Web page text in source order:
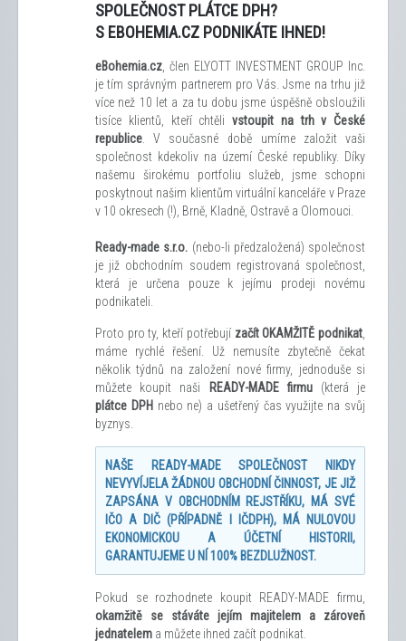
SPOLEČNOST PLÁTCE DPH?
S EBOHEMIA.CZ PODNIKÁTE IHNED!
eBohemia.cz, člen ELYOTT INVESTMENT GROUP Inc.
je tím správným partnerem pro Vás. Jsme na trhu již
více než 10 let a za tu dobu jsme úspěšně obsloužili
tisíce klientů, kteří chtěli vstoupit na trh v České
republice. V současné době umíme založit vaši
společnost kdekoliv na území České republiky. Díky
našemu širokému portfoliu služeb, jsme schopni
poskytnout našim klientům virtuální kanceláře v Praze
v 10 okresech (!), Brně, Kladně, Ostravě a Olomouci.
Ready-made s.r.o. (nebo-li předzaložená) společnost
je již obchodním soudem registrovaná společnost,
která je určena pouze k jejímu prodeji novému
podnikateli.
Proto pro ty, kteří potřebují začít OKAMŽITĚ podnikat,
máme rychlé řešení. Už nemusíte zbytečně čekat
několik týdnů na založení nové firmy, jednoduše si
můžete koupit naši
READY-MADE firmu(která je
plátce DPH nebo ne) a ušetřený čas využijte na svůj
byznys.
NAŠE READY-MADE SPOLEČNOST NIKDY
NEVYVÍJELA ŽÁDNOU OBCHODNÍ ČINNOST, JE JIŽ
ZAPSÁNA V OBCHODNÍM REJSTŘÍKU, MÁ SVÉ
IČO A DIČ (PŘÍPADNĚ I IČDPH), MÁ NULOVOU
EKONOMICKOU A ÚČETNÍ HISTORII,
GARANTUJEME U NÍ 100% BEZDLUŽNOST.
Pokud se rozhodnete koupit READY-MADE firmu,
okamžitě se stáváte jejím majitelem a zároveň
jednatelem a můžete ihned začít podnikat.